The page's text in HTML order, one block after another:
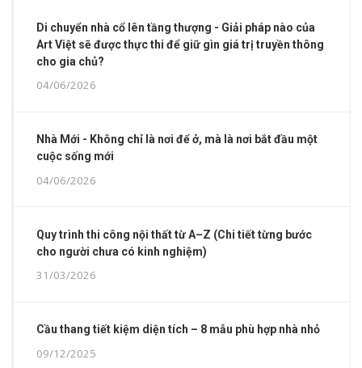
Di chuyển nhà cổ lên tầng thượng - Giải pháp nào của
Art Việt sẽ được thực thi để giữ gìn giá trị truyền thông
cho gia chủ?
04/06/2026
Nhà Mới - Không chỉ là nơi để ở, mà là nơi bắt đầu một
cuộc sống mới
04/06/2026
Quy trình thi công nội thất từ A–Z (Chi tiết từng bước
cho người chưa có kinh nghiệm)
31/03/2026
Cầu thang tiết kiệm diện tích – 8 mẫu phù hợp nhà nhỏ
09/12/2025